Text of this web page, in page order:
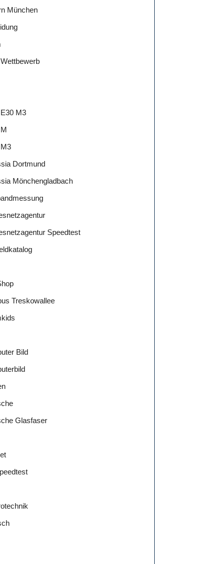
München
M3
Dortmund
Mönchengladbach
Speedtest
Treskowallee
Bild
Glasfaser